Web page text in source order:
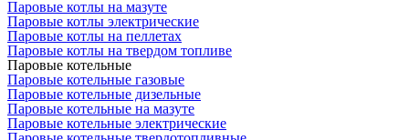
Паровые котлы на мазуте
Паровые котлы электрические
Паровые котлы на пеллетах
Паровые котлы на твердом топливе
Паровые котельные
Паровые котельные газовые
Паровые котельные дизельные
Паровые котельные на мазуте
Паровые котельные электрические